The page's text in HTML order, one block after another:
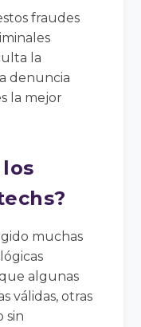
fraudes
la
denuncia
la mejor
muchas
algunas
válidas, otras
sin